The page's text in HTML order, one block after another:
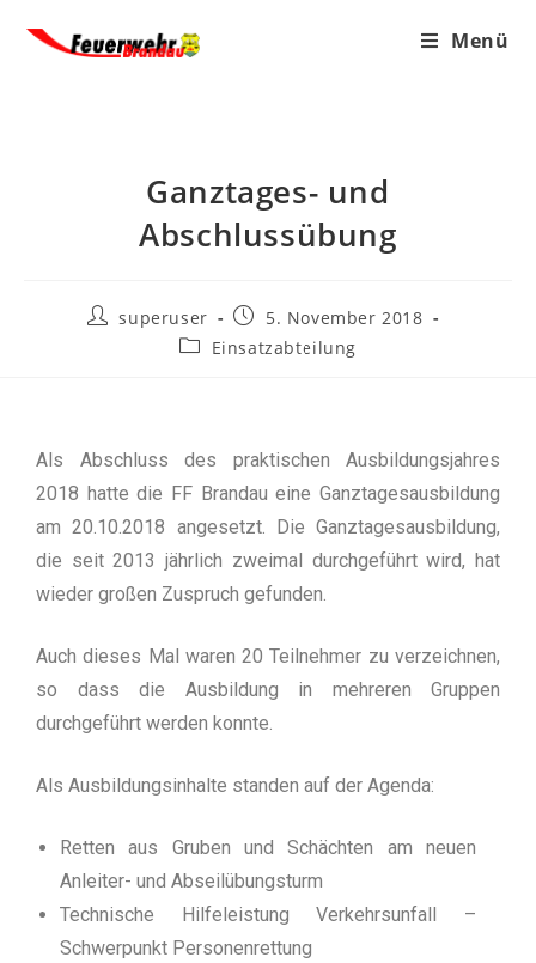
Menü
Ganztages- und
Abschlussübung
superuser
5. November 2018
Einsatzabteilung
Als Abschluss des praktischen Ausbildungsjahres
2018 hatte die FF Brandau eine Ganztagesausbildung
am 20.10.2018 angesetzt. Die Ganztagesausbildung,
die seit 2013 jährlich zweimal durchgeführt wird, hat
wieder großen Zuspruch gefunden.
Auch dieses Mal waren 20 Teilnehmer zu verzeichnen,
so dass die Ausbildung in mehreren Gruppen
durchgeführt werden konnte.
Als Ausbildungsinhalte standen auf der Agenda:
Retten aus Gruben und Schächten am neuen
Anleiter- und Abseilübungsturm
Technische Hilfeleistung Verkehrsunfall –
Schwerpunkt Personenrettung